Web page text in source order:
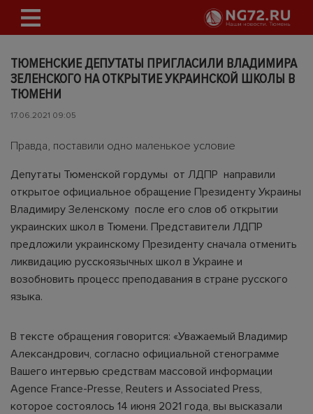
ТЮМЕНСКИЕ ДЕПУТАТЫ ПРИГЛАСИЛИ ВЛАДИМИРА
ЗЕЛЕНСКОГО НА ОТКРЫТИЕ УКРАИНСКОЙ ШКОЛЫ В
ТЮМЕНИ
17.06.2021 09:05
Правда, поставили одно маленькое условие
Депутаты Тюменской гордумы от ЛДПР направили
открытое официальное обращение Президенту Украины
Владимиру Зеленскому после его слов об открытии
украинских школ в Тюмени. Представители ЛДПР
предложили украинскому Президенту сначала отменить
ликвидацию русскоязычных школ в Украине и
возобновить процесс преподавания в стране русского
языка.
В тексте обращения говорится: «Уважаемый Владимир
Александрович, согласно официальной стенограмме
Вашего интервью средствам массовой информации
Agence France-Presse, Reuters и Associated Press,
которое состоялось 14 июня 2021 года, вы высказали